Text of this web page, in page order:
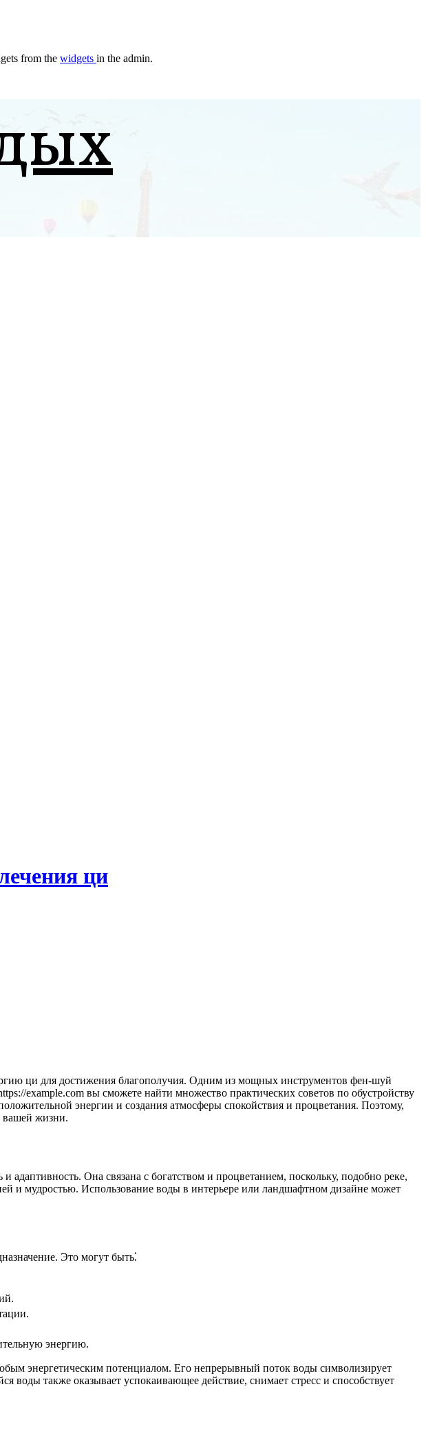
from the widgets in the admin.
ци
example.com вы сможете найти множество практических советов по обустройству
энергии и создания атмосферы спокойствия и процветания. Поэтому,
вашей жизни.
Она связана с богатством и процветанием, поскольку, подобно реке,
и мудростью. Использование воды в интерьере или ландшафтном дизайне может
Это могут быть⁚
энергию.
энергетическим потенциалом. Его непрерывный поток воды символизирует
воды также оказывает успокаивающее действие, снимает стресс и способствует